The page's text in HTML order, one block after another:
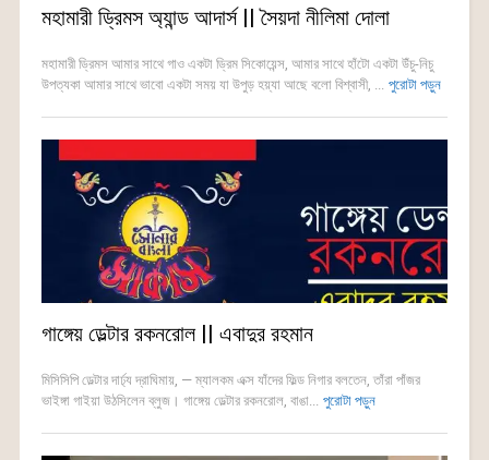
মহামারী ড্রিমস অ্যান্ড আদার্স || সৈয়দা নীলিমা দোলা
মহামারী ড্রিমস আমার সাথে গাও একটা ড্রিম সিকোয়েন্স, আমার সাথে হাঁটো একটা উঁচু-নিচু
উপত্যকা আমার সাথে ভাবো একটা সময় যা উপুড় হয়্যা আছে বলো বিশ্বাসী, ...
পুরোটা পড়ুন
গাঙ্গেয় ডেল্টার রকনরোল || এবাদুর রহমান
মিসিসিপি ডেল্টার দার্ঢ্য দ্রাঘিমায়, — ম্যালকম এক্স যাঁদের ফিল্ড নিগার বলতেন, তাঁরা পাঁজর
ভাইঙ্গা গাইয়া উঠসিলেন ব্লুজ। গাঙ্গেয় ডেল্টার রকনরোল, বাঙা...
পুরোটা পড়ুন